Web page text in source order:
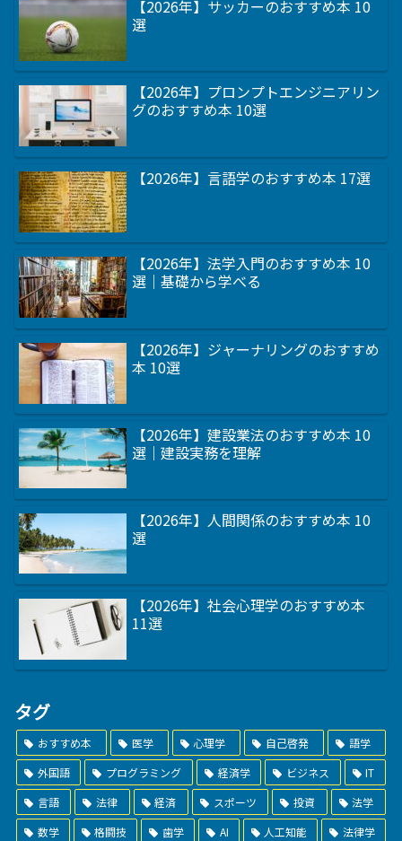
【2026年】サッカーのおすすめ本 10
選
【2026年】プロンプトエンジニアリン
グのおすすめ本 10選
【2026年】言語学のおすすめ本 17選
【2026年】法学入門のおすすめ本 10
選｜基礎から学べる
【2026年】ジャーナリングのおすすめ
本 10選
【2026年】建設業法のおすすめ本 10
選｜建設実務を理解
【2026年】人間関係のおすすめ本 10
選
【2026年】社会心理学のおすすめ本
11選
タグ
おすすめ本 医学 心理学 自己啓発
語学
外国語
プログラミング 経済学 ビジネス
IT
言語
法律 経済 スポーツ 投資
法学
数学
格闘技 歯学 AI 人工知能
法律学